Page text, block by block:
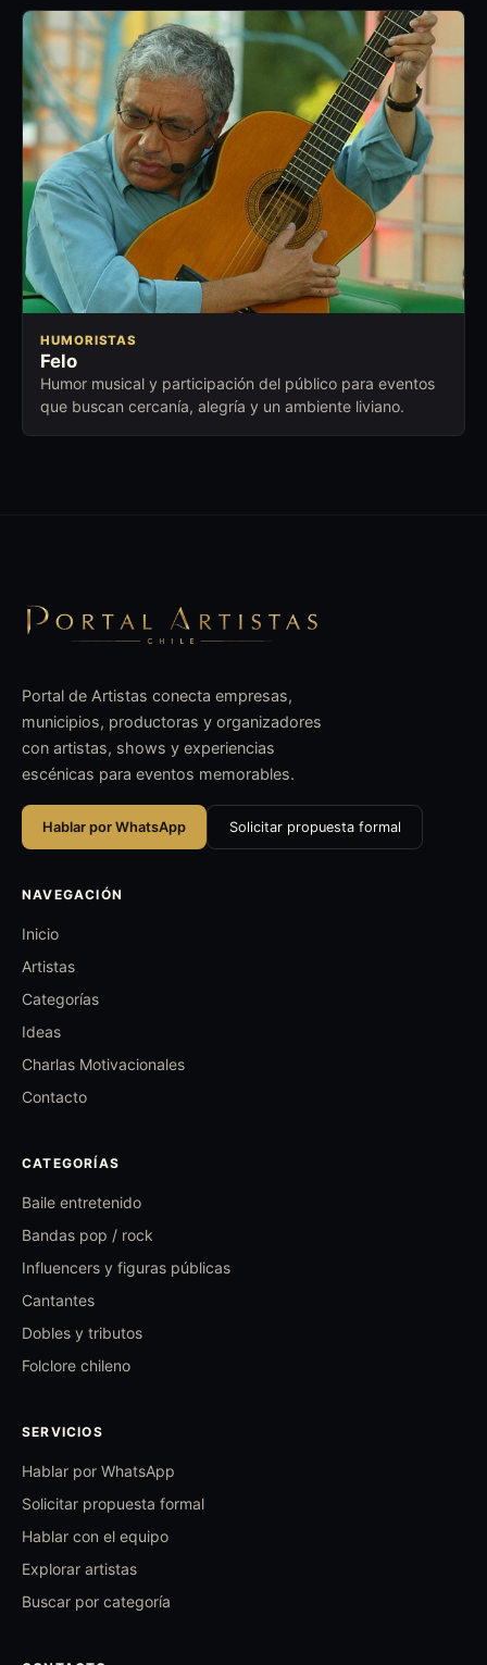
HUMORISTAS
Felo
Humor musical y participación del público para eventos
que buscan cercanía, alegría y un ambiente liviano.
Portal de Artistas conecta empresas,
municipios, productoras y organizadores
con artistas, shows y experiencias
escénicas para eventos memorables.
Hablar por WhatsApp Solicitar propuesta formal
NAVEGACIÓN
Inicio
Artistas
Categorías
Ideas
Charlas Motivacionales
Contacto
CATEGORÍAS
Baile entretenido
Bandas pop / rock
Influencers y figuras públicas
Cantantes
Dobles y tributos
Folclore chileno
SERVICIOS
Hablar por WhatsApp
Solicitar propuesta formal
Hablar con el equipo
Explorar artistas
Buscar por categoría